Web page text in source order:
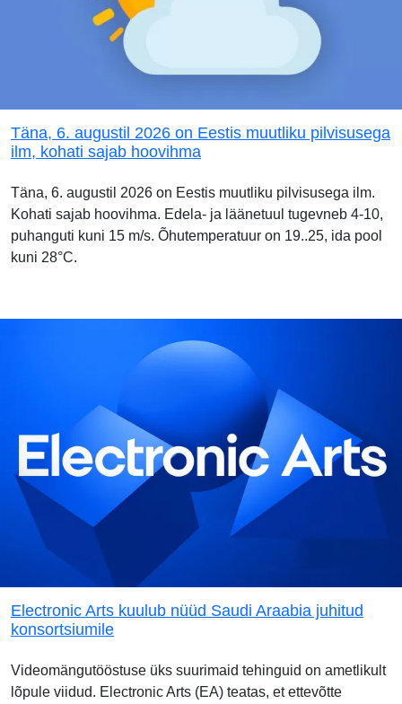
Täna, 6. augustil 2026 on Eestis muutliku pilvisusega
ilm, kohati sajab hoovihma
Täna, 6. augustil 2026 on Eestis muutliku pilvisusega ilm.
Kohati sajab hoovihma. Edela- ja läänetuul tugevneb 4-10,
puhanguti kuni 15 m/s. Õhutemperatuur on 19..25, ida pool
kuni 28°C.
Electronic Arts kuulub nüüd Saudi Araabia juhitud
konsortsiumile
Videomängutööstuse üks suurimaid tehinguid on ametlikult
lõpule viidud. Electronic Arts (EA) teatas, et ettevõtte